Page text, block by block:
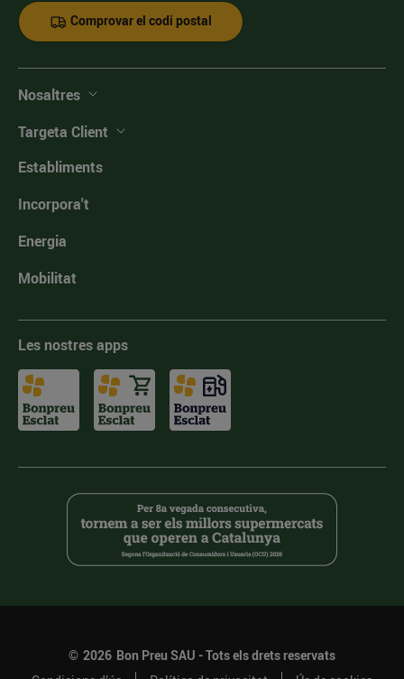
Comprovar el codi postal
Nosaltres
Targeta Client
Establiments
Incorpora't
Energia
Mobilitat
Les nostres apps
© 2026 Bon Preu SAU - Tots els drets reservats